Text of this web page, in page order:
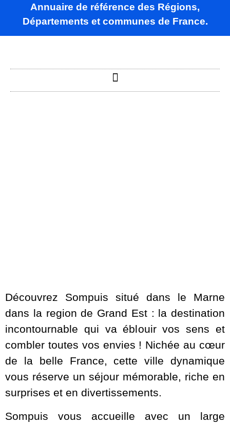
Annuaire de référence des Régions,
Départements et communes de France.
Découvrez Sompuis situé dans le Marne
dans la region de Grand Est : la destination
incontournable qui va éblouir vos sens et
combler toutes vos envies ! Nichée au cœur
de la belle France, cette ville dynamique
vous réserve un séjour mémorable, riche en
surprises et en divertissements.
Sompuis vous accueille avec un large